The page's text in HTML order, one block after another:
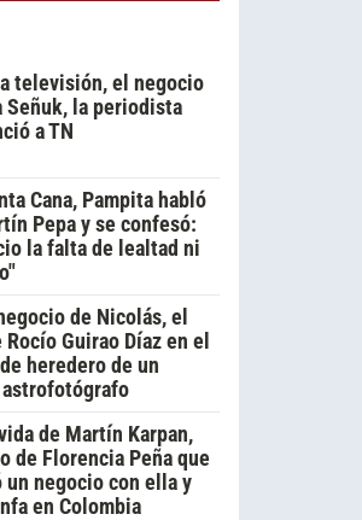
televisión, el negocio
Señuk, la periodista
a TN
Cana, Pampita habló
Pepa y se confesó:
la falta de lealtad ni
de Nicolás, el
Guirao Díaz en el
heredero de un
de Martín Karpan,
de Florencia Peña que
un negocio con ella y
en Colombia